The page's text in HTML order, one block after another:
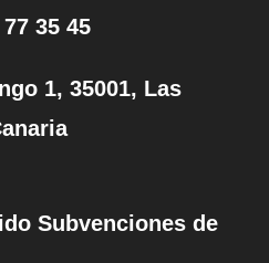
35 45
1, 35001, Las
Subvenciones de